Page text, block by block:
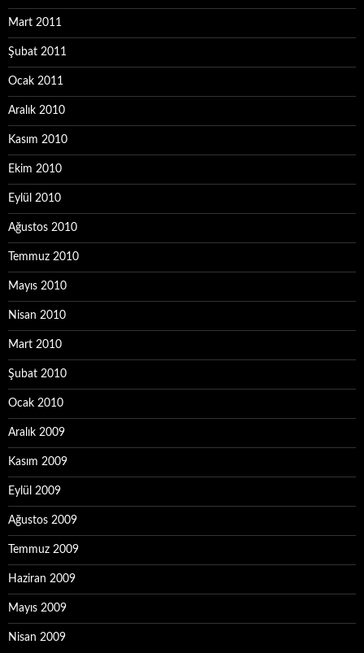
Mart 2011
Şubat 2011
Ocak 2011
Aralık 2010
Kasım 2010
Ekim 2010
Eylül 2010
Ağustos 2010
Temmuz 2010
Mayıs 2010
Nisan 2010
Mart 2010
Şubat 2010
Ocak 2010
Aralık 2009
Kasım 2009
Eylül 2009
Ağustos 2009
Temmuz 2009
Haziran 2009
Mayıs 2009
Nisan 2009